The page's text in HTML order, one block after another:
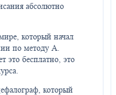
абсолютно
который начал
по методу А.
это бесплатно, это
который